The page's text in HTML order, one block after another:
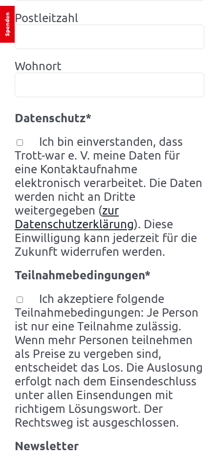
Postleitzahl
Wohnort
Datenschutz*
Ich bin einverstanden, dass
Trott-war e. V. meine Daten für
eine Kontaktaufnahme
elektronisch verarbeitet. Die Daten
werden nicht an Dritte
weitergegeben (zur
Datenschutzerklärung). Diese
Einwilligung kann jederzeit für die
Zukunft widerrufen werden.
Teilnahmebedingungen*
Ich akzeptiere folgende
Teilnahmebedingungen: Je Person
ist nur eine Teilnahme zulässig.
Wenn mehr Personen teilnehmen
als Preise zu vergeben sind,
entscheidet das Los. Die Auslosung
erfolgt nach dem Einsendeschluss
unter allen Einsendungen mit
richtigem Lösungswort. Der
Rechtsweg ist ausgeschlossen.
Newsletter
Spenden